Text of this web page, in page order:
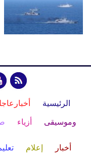
الرئيسية
وموسيقى أزياء
أخبار إعلام